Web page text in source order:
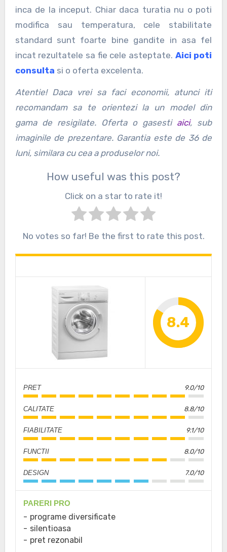
inca de la inceput. Chiar daca turatia nu o poti
modifica sau temperatura, cele stabilitate
standard sunt foarte bine gandite in asa fel
incat rezultatele sa fie cele asteptate. Aici poti
consulta si o oferta excelenta.
Atentie! Daca vrei sa faci economii, atunci iti
recomandam sa te orientezi la un model din
gama de resigilate. Oferta o gasesti aici, sub
imaginile de prezentare. Garantia este de 36 de
luni, similara cu cea a produselor noi.
How useful was this post?
Click on a star to rate it!
No votes so far! Be the first to rate this post.
8.4
PRET 9.0/10
CALITATE 8.8/10
FIABILITATE 9.1/10
FUNCTII 8.0/10
DESIGN 7.0/10
PARERI PRO
programe diversificate
silentioasa
pret rezonabil